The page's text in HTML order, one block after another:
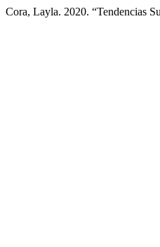
Cora, Layla. 2020. “Tendencias